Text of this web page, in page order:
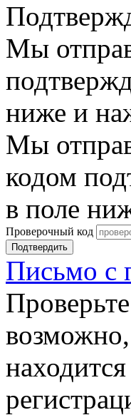
Мы
ниже и
Мы
кодом
в поле
Проверочный код
Подтвердить
Письмо с